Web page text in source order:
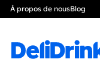
À propos de nousBlog